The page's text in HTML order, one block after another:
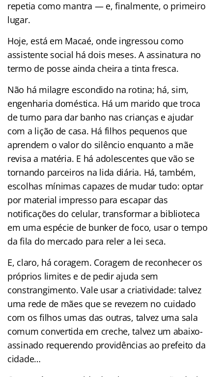
repetia como mantra — e, finalmente, o primeiro
lugar.
Hoje, está em Macaé, onde ingressou como
assistente social há dois meses. A assinatura no
termo de posse ainda cheira a tinta fresca.
Não há milagre escondido na rotina; há, sim,
engenharia doméstica. Há um marido que troca
de turno para dar banho nas crianças e ajudar
com a lição de casa. Há filhos pequenos que
aprendem o valor do silêncio enquanto a mãe
revisa a matéria. E há adolescentes que vão se
tornando parceiros na lida diária. Há, também,
escolhas mínimas capazes de mudar tudo: optar
por material impresso para escapar das
notificações do celular, transformar a biblioteca
em uma espécie de bunker de foco, usar o tempo
da fila do mercado para reler a lei seca.
E, claro, há coragem. Coragem de reconhecer os
próprios limites e de pedir ajuda sem
constrangimento. Vale usar a criatividade: talvez
uma rede de mães que se revezem no cuidado
com os filhos umas das outras, talvez uma sala
comum convertida em creche, talvez um abaixo-
assinado requerendo providências ao prefeito da
cidade…